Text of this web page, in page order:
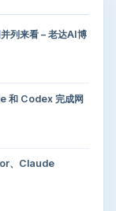
列来看 – 老达AI博
和 Codex 完成网
、Claude